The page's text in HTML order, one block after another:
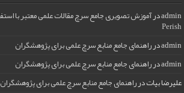
adminدر
Perish
adminدرراهنمای جامع منابع سرچ علمی برای پژوهشگران
adminدرراهنمای جامع منابع سرچ علمی برای پژوهشگران
علیرضا بیاتدرراهنمای جامع منابع سرچ علمی برای پژوهشگران